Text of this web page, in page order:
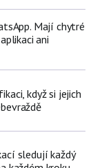
Mají chytré
ani
když si jejich
sledují každý